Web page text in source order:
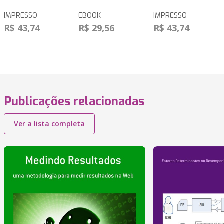
IMPRESSO
R$ 43,74
EBOOK
R$ 29,56
IMPRESSO
R$ 43,74
Publicações relacionadas
Ver a lista completa